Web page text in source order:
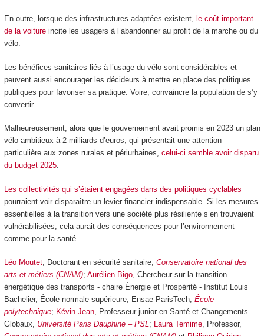
En outre, lorsque des infrastructures adaptées existent, le coût important
de la voitureincite les usagers à l’abandonner au profit de la marche ou du
vélo.
Les bénéfices sanitaires liés à l’usage du vélo sont considérables et
peuvent aussi encourager les décideurs à mettre en place des politiques
publiques pour favoriser sa pratique. Voire, convaincre la population de s’y
convertir…
Malheureusement, alors que le gouvernement avait promis en 2023 un plan
vélo ambitieux à 2 milliards d’euros, qui présentait une attention
particulière aux zones rurales et périurbaines, celui-ci semble avoir disparu
du budget 2025.
Les collectivités qui s’étaient engagées dans des politiques cyclables
pourraient voir disparaître un levier financier indispensable. Si les mesures
essentielles à la transition vers une société plus résiliente s’en trouvaient
vulnérabilisées, cela aurait des conséquences pour l’environnement
comme pour la santé…
Léo Moutet, Doctorant en sécurité sanitaire, Conservatoire national des
arts et métiers (CNAM); Aurélien Bigo, Chercheur sur la transition
énergétique des transports - chaire Énergie et Prospérité - Institut Louis
Bachelier, École normale supérieure, Ensae ParisTech, École
polytechnique; Kévin Jean, Professeur junior en Santé et Changements
Globaux, Université Paris Dauphine – PSL; Laura Temime, Professor,